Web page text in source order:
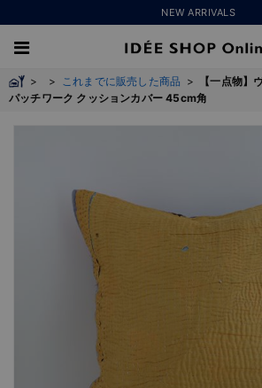
NEW ARRIVALS
> > これまでに販売した商品 >
【一点物】
パッチワーク クッションカバー 45cm角